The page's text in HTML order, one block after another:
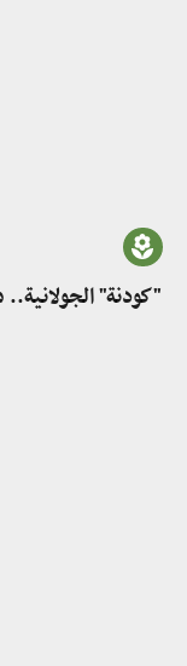
"كودنة"